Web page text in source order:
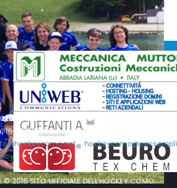
Hockey Como
16 - 22100 Como - P.I. / C.F. 01951990132
-
2016 SITO UFFICIALE DELL'HOCKEY COMO.